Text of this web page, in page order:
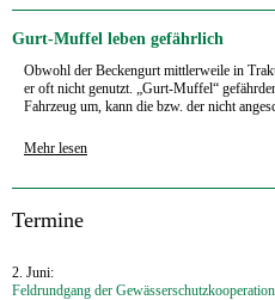
Gurt-Muffel leben gefährlich
Obwohl der Beckengurt mittlerweile in
er oft nicht genutzt. „Gurt-Muffel“
Fahrzeug um, kann die bzw. der nicht
Mehr lesen
‍Termine
2. Juni:
Feldrundgang der